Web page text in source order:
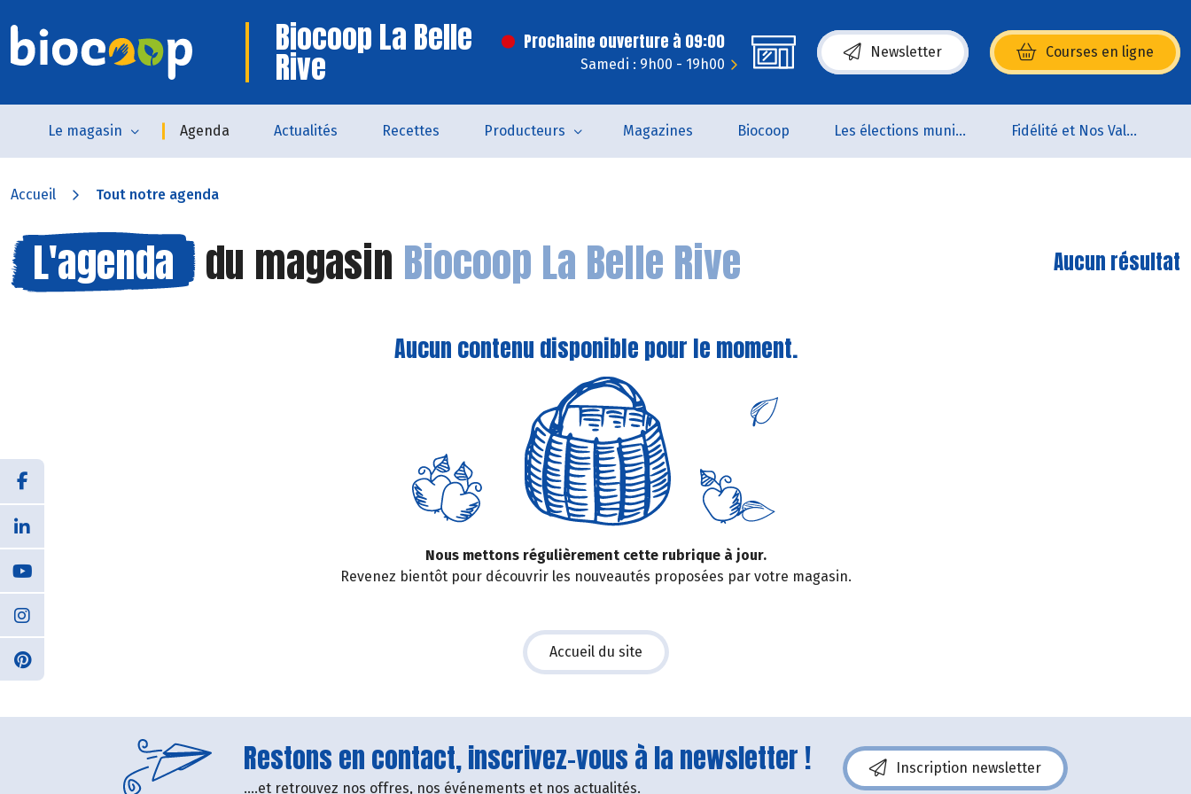
Biocoop La Belle
Rive
Prochaine ouverture à 09:00
Samedi : 9h00 - 19h00
Newsletter Courses en ligne
(s’ouvre dans une nouvelle fenêtre)
Le magasin Agenda Actualités Recettes Producteurs Magazines Biocoop Les élections municipales Fidélité et Nos Valeurs
Accueil Tout notre agenda
L'agenda du magasin Biocoop La Belle Rive Aucun résultat
Aucun contenu disponible pour le moment.
Nous mettons régulièrement cette rubrique à jour.
Revenez bientôt pour découvrir les nouveautés proposées par votre magasin.
Accueil du site
Restons en contact, inscrivez-vous à la newsletter !
....et retrouvez nos offres, nos événements et nos actualités.
Inscription newsletter